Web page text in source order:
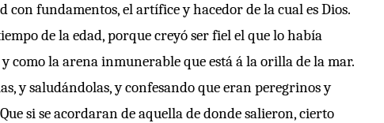
con fundamentos, el artífice y hacedor de la cual es Dios.
de la edad, porque creyó ser fiel el que lo había
como la arena inmunerable que está á la orilla de la mar.
y saludándolas, y confesando que eran peregrinos y
Que si se acordaran de aquella de donde salieron, cierto